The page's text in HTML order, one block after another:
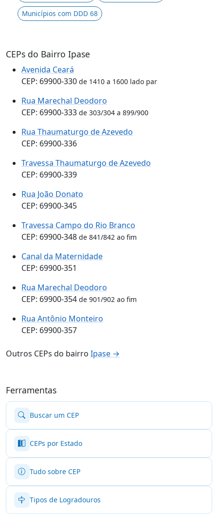
Municípios com DDD 68
CEPs do Bairro Ipase
Avenida Ceará
CEP: 69900-330 de 1410 a 1600 lado par
Rua Marechal Deodoro
CEP: 69900-333 de 303/304 a 899/900
Rua Thaumaturgo de Azevedo
CEP: 69900-336
Travessa Thaumaturgo de Azevedo
CEP: 69900-339
Rua João Donato
CEP: 69900-345
Travessa Campo do Rio Branco
CEP: 69900-348 de 841/842 ao fim
Canal da Maternidade
CEP: 69900-351
Rua Marechal Deodoro
CEP: 69900-354 de 901/902 ao fim
Rua Antônio Monteiro
CEP: 69900-357
Outros CEPs do bairro Ipase →
Ferramentas
Buscar um CEP
CEPs por Estado
Tudo sobre CEP
Tipos de Logradouros